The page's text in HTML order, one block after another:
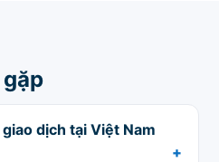
dịch tại Việt Nam